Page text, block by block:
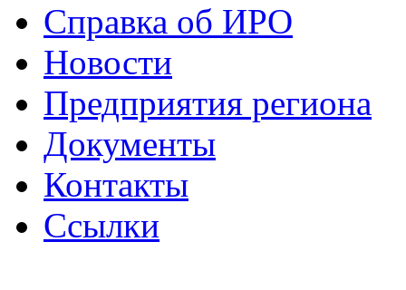
Справка об ИРО
Новости
Предприятия региона
Документы
Контакты
Ссылки